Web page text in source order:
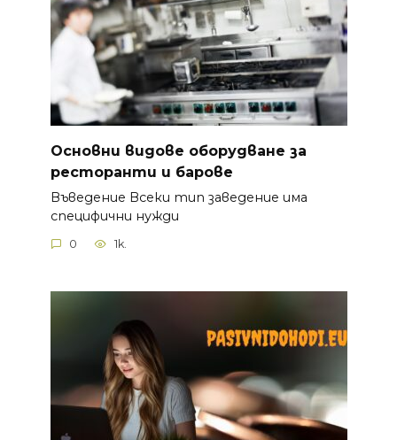
Основни видове оборудване за
ресторанти и барове
Въведение Всеки тип заведение има
специфични нужди
0 1k.